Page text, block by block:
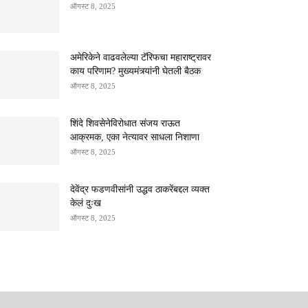
ऑगस्ट 8, 2025
अमेरिकेने वाढवलेल्या टॅरिफचा महाराष्ट्रावर
काय परिणाम? मुख्यमंत्र्यांनी घेतली बैठक
ऑगस्ट 8, 2025
शिंदे शिवसेनेविरोधात संजय राऊत
आक्रमक, एका नेत्यावर साधला निशाणा
ऑगस्ट 8, 2025
देवेंद्र फडणवीसांनी उद्धव ठाकरेंबद्दल व्यक्त
केलं दुःख
ऑगस्ट 8, 2025